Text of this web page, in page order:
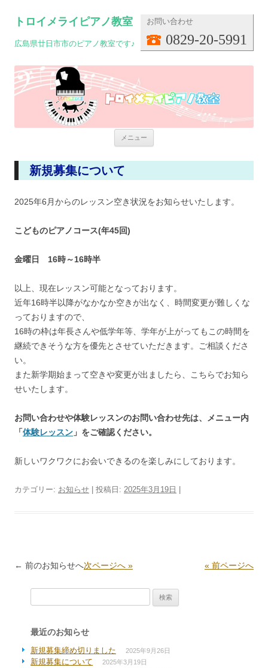
トロイメライピアノ教室
広島県廿日市市のピアノ教室です♪
お問い合わせ
0829-20-5991
メニュー
新規募集について
2025年6月からのレッスン空き状況をお知らせいたします。
こどものピアノコース(年45回)
金曜日 16時～16時半
以上、現在レッスン可能となっております。
近年16時半以降がなかなか空きが出なく、時間変更が難しくな
っておりますので、
16時の枠は年長さんや低学年等、学年が上がってもこの時間を
継続できそうな方を優先とさせていただきます。ご相談くださ
い。
また新学期始まって空きや変更が出ましたら、こちらでお知ら
せいたします。
お問い合わせや体験レッスンのお問い合わせ先は、メニュー内
「体験レッスン 」をご確認ください。
新しいワクワクにお会いできるのを楽しみにしております。
カテゴリー: お知らせ | 投稿日: 2025年3月19日
投稿ナビゲーション
← 前のお知らせへ次ページへ » « 前ページへ
最近のお知らせ
新規募集締め切りました 2025年9月26日
新規募集について 2025年3月19日